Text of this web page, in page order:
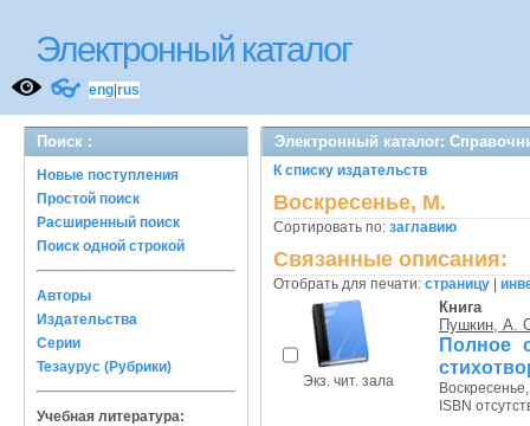
Электронный каталог
👓 eng rus
Поиск :
Новые поступления
Простой поиск
Расширенный поиск
Поиск одной строкой
Авторы
Издательства
Серии
Тезаурус (Рубрики)
Учебная литература:
Электронный каталог:
К списку издательств
Воскресенье, М.
Сортировать по: заглавию
Связанные описания:
Отобрать для печати: страницу
Экз. чит. зала
Книга
Пушкин, А.
Полное
ISBN